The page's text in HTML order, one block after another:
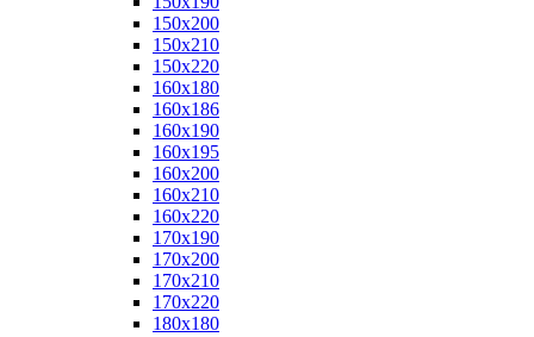
150x200
150x210
150x220
160x180
160x186
160x190
160x195
160x200
160x210
160x220
170x190
170x200
170x210
170x220
180x180